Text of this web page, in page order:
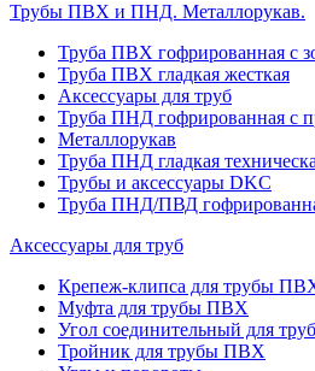
Трубы ПВХ и ПНД. Металлорукав.
Труба ПВХ гофрированная с
Труба ПВХ гладкая жесткая
Аксессуары для труб
Труба ПНД гофрированная с
Металлорукав
Труба ПНД гладкая
Трубы и аксессуары DKC
Труба ПНД/ПВД
Аксессуары для труб
Крепеж-клипса для трубы
Муфта для трубы ПВХ
Угол соединительный для
Тройник для трубы ПВХ